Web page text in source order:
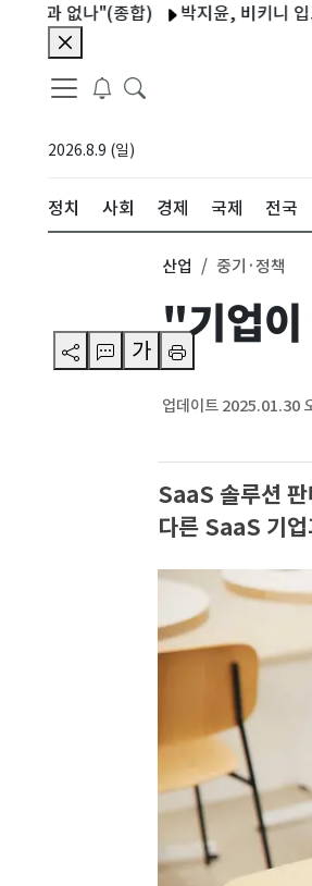
나"(종합) 박지윤, 비키니 입고 풍만
2026.8.9 (일)
정치 사회 경제 국제 전국
가
산업 중기·정책
"기업이
업데이트 2025.01.30
SaaS 솔루션
다른 SaaS 기